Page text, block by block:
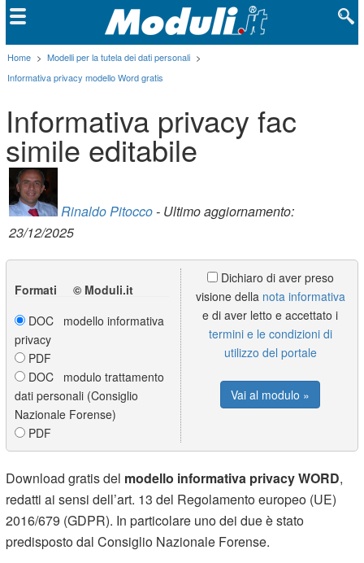
Home > Modelli per la tutela dei dati personali >
Informativa privacy modello Word gratis
Informativa privacy fac
simile editabile
Rinaldo Pitocco- Ultimo aggiornamento:
23/12/2025
Formati © Moduli.it
DOC modello informativa
privacy
PDF
DOC modulo trattamento
dati personali (Consiglio
Nazionale Forense)
PDF
Dichiaro di aver preso
visione della nota informativa
e di aver letto e accettato i
termini e le condizioni di
utilizzo del portale
Vai al modulo »
Download gratis del modello informativa privacy WORD,
redatti ai sensi dell’art. 13 del Regolamento europeo (UE)
2016/679 (GDPR). In particolare uno dei due è stato
predisposto dal Consiglio Nazionale Forense.